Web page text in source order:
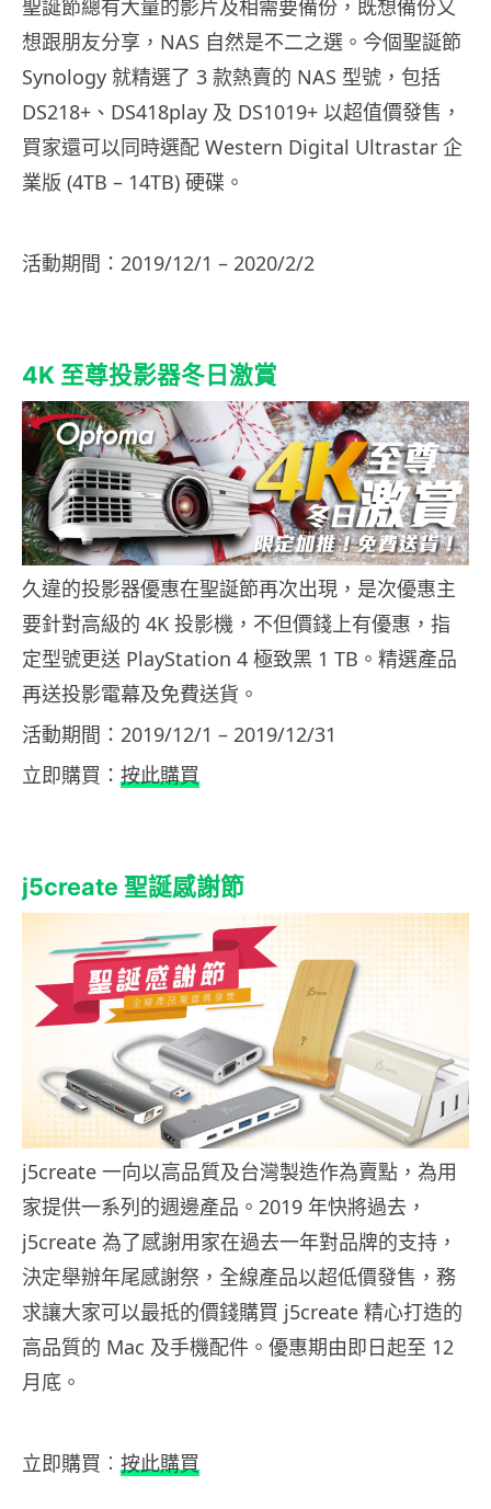
聖誕節總有大量的影片及相需要備份，既想備份又
想跟朋友分享，NAS 自然是不二之選。今個聖誕節
Synology 就精選了 3 款熱賣的 NAS 型號，包括
DS218+、DS418play 及 DS1019+ 以超值價發售，
買家還可以同時選配 Western Digital Ultrastar 企
業版 (4TB – 14TB) 硬碟。
活動期間：2019/12/1 – 2020/2/2
4K 至尊投影器冬日激賞
久違的投影器優惠在聖誕節再次出現，是次優惠主
要針對高級的 4K 投影機，不但價錢上有優惠，指
定型號更送 PlayStation 4 極致黑 1 TB。精選產品
再送投影電幕及免費送貨。
活動期間：2019/12/1 – 2019/12/31
立即購買： 按此購買
j5create 聖誕感謝節
j5create 一向以高品質及台灣製造作為賣點，為用
家提供一系列的週邊產品。2019 年快將過去，
j5create 為了感謝用家在過去一年對品牌的支持，
決定舉辦年尾感謝祭，全線產品以超低價發售，務
求讓大家可以最抵的價錢購買 j5create 精心打造的
高品質的 Mac 及手機配件。優惠期由即日起至 12
月底。
立即購買︰ 按此購買